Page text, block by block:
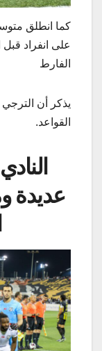
كما انطلق
على انفراد قبل
الفارط
يذكر أن الترجي
القواعد.
عديدة